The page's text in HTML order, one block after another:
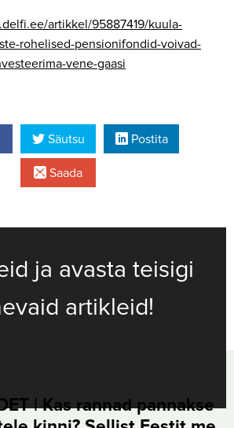
artikkel/95887419/kuula-
rohelised-pensionifondid-voivad-
vene-gaasi
Säutsu Postita
Saada
ja avasta teisigi
artikleid!
| Kas rannad pannakse